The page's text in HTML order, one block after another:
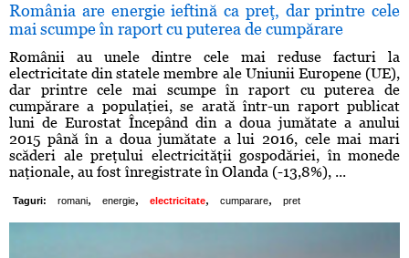
România are energie ieftină ca preţ, dar printre cele
mai scumpe în raport cu puterea de cumpărare
Românii au unele dintre cele mai reduse facturi la
electricitate din statele membre ale Uniunii Europene (UE),
dar printre cele mai scumpe în raport cu puterea de
cumpărare a populaţiei, se arată într-un raport publicat
luni de Eurostat Începând din a doua jumătate a anului
2015 până în a doua jumătate a lui 2016, cele mai mari
scăderi ale preţului electricităţii gospodăriei, în monede
naţionale, au fost înregistrate în Olanda (-13,8%), ...
Taguri: romani, energie, electricitate, cumparare, pret